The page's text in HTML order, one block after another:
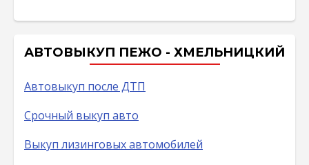
АВТОВЫКУП ПЕЖО - ХМЕЛЬНИЦКИЙ
Автовыкуп после ДТП
Срочный выкуп авто
Выкуп лизинговых автомобилей